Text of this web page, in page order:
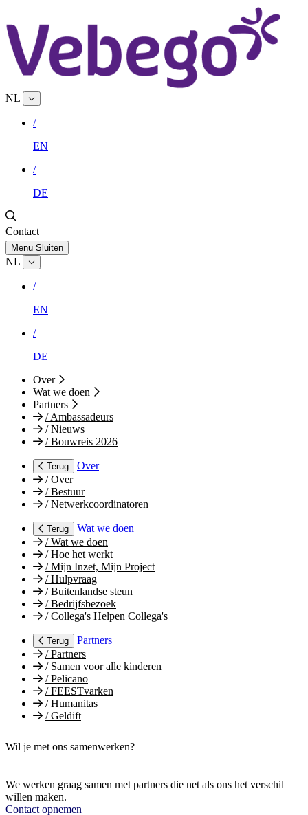
NL
/
EN
/
DE
Contact
Menu Sluiten
NL
/
EN
/
DE
Over
Wat we doen
Partners
/Ambassadeurs
/Nieuws
/Bouwreis 2026
Terug
Over
/Over
/Bestuur
/Netwerkcoordinatoren
Terug
Wat we doen
/Wat we doen
/Hoe het werkt
/Mijn Inzet, Mijn Project
/Hulpvraag
/Buitenlandse steun
/Bedrijfsbezoek
/Collega's Helpen Collega's
Terug
Partners
/Partners
/Samen voor alle kinderen
/Pelicano
/FEESTvarken
/Humanitas
/Geldift
Wil je met ons samenwerken?
We werken graag samen met partners die net als ons het verschil
willen maken.
Contact opnemen